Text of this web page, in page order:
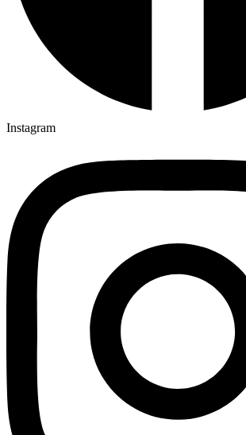
Instagram